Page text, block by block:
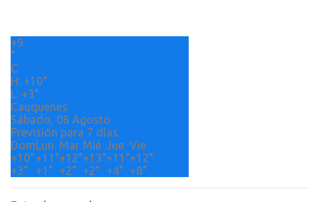
s
+9
°
C
H: +10°
L: +3°
Cauquenes
Sábado, 08 Agosto
Previsión para 7 días
DomLun Mar Mié Jue Vie
+10°+11°+12°+13°+11°+12°
+3° +1° +2° +2° +4° +8°